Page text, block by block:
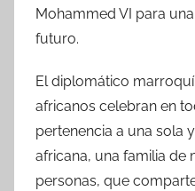
Mohammed VI para
futuro.
El diplomático
africanos celebran en
pertenencia a una sola
africana, una familia de
personas, que